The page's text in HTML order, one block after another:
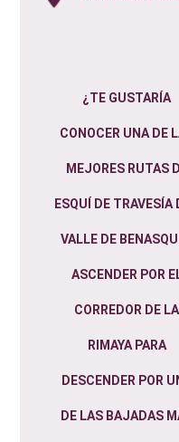
¿TE GUSTARÍA
CONOCER UNA DE
MEJORES RUTAS
ESQUÍ DE TRAVESÍA
VALLE DE
ASCENDER POR
CORREDOR DE LA
RIMAYA PARA
DESCENDER POR
DE LAS BAJADAS